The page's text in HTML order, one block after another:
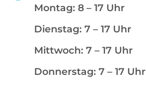
Montag: 8 – 17 Uhr
Dienstag: 7 – 17 Uhr
Mittwoch: 7 – 17 Uhr
Donnerstag: 7 – 17 Uhr